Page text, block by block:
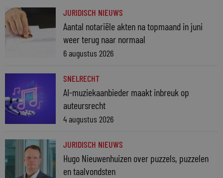
JURIDISCH NIEUWS
Aantal notariële akten na topmaand in juni
weer terug naar normaal
6 augustus 2026
SNELRECHT
AI-muziekaanbieder maakt inbreuk op
auteursrecht
4 augustus 2026
JURIDISCH NIEUWS
Hugo Nieuwenhuizen over puzzels, puzzelen
en taalvondsten